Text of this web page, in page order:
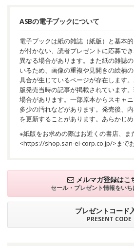
ASBの電子ブックについて
電子ブックは紙の雑誌（紙版）と基本
が付かない、読者プレゼントに応募で
異なる場合があります。また紙の雑誌
いるため、画像の重複や見開きの絵柄
具合が生じているページが存在します
版発売当時の記事が掲載されています
場合があります。一部原本からスキャニ
多少の汚れなどがあります。発売後、
を更新することがあります。あらかじめ
※紙版をお求めの際はお近くの書店、ま
<https://shop.san-ei-corp.co.jp/>まで
メルマガ登録はこ
セール・プレゼント情報をい
プレゼントコード
PRESENT CODE